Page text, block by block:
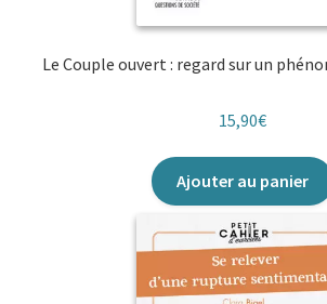
Le Couple ouvert : regard sur un
15,90€
Ajouter au panier